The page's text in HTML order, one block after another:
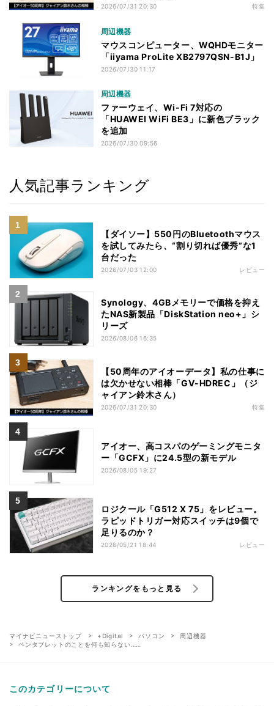
2026/07/31 20:30 特集
周辺機器
マウスコンピューター、WQHDモニター
「iiyama ProLite XB2797QSN-B1J」
2026/07/30 11:17
周辺機器
ファーウェイ、Wi-Fi 7対応の
「HUAWEI WiFi BE3」に新色ブラック
を追加
2026/07/30 09:56
人気記事ランキング
【ダイソー】550円のBluetoothマウス
を試してみたら、“割り切れば優秀”な1
台だった
2026/07/03 12:00 レビュー
Synology、4GBメモリーで価格を抑え
たNAS新製品「DiskStation neo+」シ
リーズ
2026/08/06 16:35
【50周年のアイオーデータ】私の仕事に
は欠かせない相棒「GV-HDREC」（ジ
ャイアン鈴木さん）
2026/07/31 20:30 特集
アイオー、高コスパのゲーミングモニタ
ー「GCFX」に24.5型の新モデル
2026/08/05 19:27
ロジクール「G512 X 75」をレビュー。
ラピッドトリガー対応スイッチは9個で
足りるのか？
2026/05/21 18:44 レビュー
ランキングをもっと見る
マイナビニューストップ +Digital パソコン
周辺機器
ペンタブレットのことを何も知らない……
このカテゴリーについて